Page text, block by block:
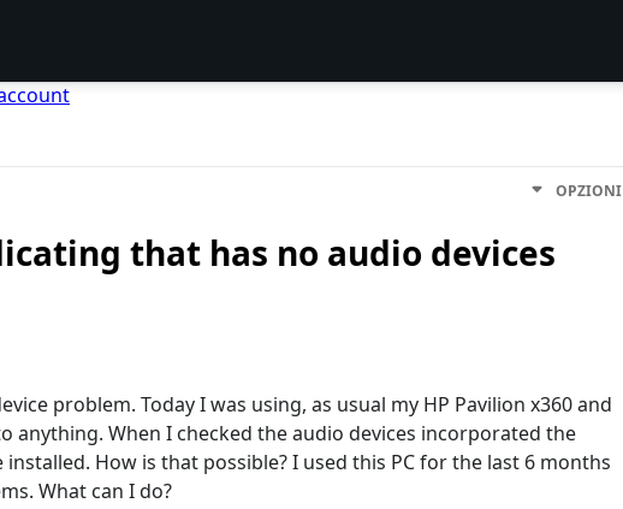
OPZIONI
that has no audio devices
problem. Today I was using, as usual my HP Pavilion x360 and
anything. When I checked the audio devices incorporated the
installed. How is that possible? I used this PC for the last 6 months
What can I do?